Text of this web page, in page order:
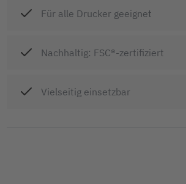
Für alle Drucker geeignet
Nachhaltig: FSC®-zertifiziert
Vielseitig einsetzbar